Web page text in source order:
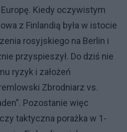
Kiedy oczywistym
z Finlandią była w istocie
rosyjskiego na Berlin i
przyspieszył. Do dziś nie
ryzyk i założeń
Zbrodniarz vs.
Pozostanie więc
taktyczna porażka w 1-